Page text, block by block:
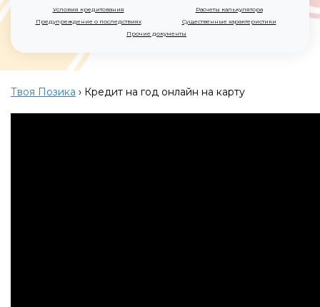
Условия кредитования
Расчеты калькулятора
Предупреждение о последствиях
Существенные характеристики
Прочие документы
Твоя Позика › Кредит на год онлайн на карту